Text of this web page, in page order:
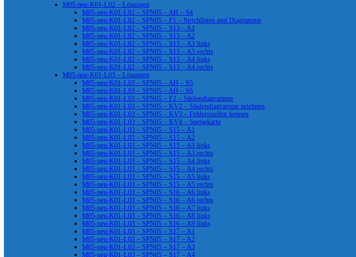
M05-neu-K01-L02 – Lösungen
M05-neu-K01-L02 – SPN05 – AH – S4
M05-neu-K01-L02 – SPN05 – F1 – Strichlisten und Diagramme
M05-neu-K01-L02 – SPN05 – S13 – A1
M05-neu-K01-L02 – SPN05 – S13 – A2
M05-neu-K01-L02 – SPN05 – S13 – A3 links
M05-neu-K01-L02 – SPN05 – S13 – A3 rechts
M05-neu-K01-L02 – SPN05 – S13 – A4 links
M05-neu-K01-L02 – SPN05 – S13 – A4 rechts
M05-neu-K01-L03 – Lösungen
M05-neu-K01-L03 – SPN05 – AH – S5
M05-neu-K01-L03 – SPN05 – AH – S6
M05-neu-K01-L03 – SPN05 – F2 – Säulendiagramme
M05-neu-K01-L03 – SPN05 – KV2 – Säulendiagramme zeichnen
M05-neu-K01-L03 – SPN05 – KV3 – Fehlerquellen kennen
M05-neu-K01-L03 – SPN05 – KV4 – Speisekarte
M05-neu-K01-L03 – SPN05 – S15 – A1
M05-neu-K01-L03 – SPN05 – S15 – A2
M05-neu-K01-L03 – SPN05 – S15 – A3 links
M05-neu-K01-L03 – SPN05 – S15 – A3 rechts
M05-neu-K01-L03 – SPN05 – S15 – A4 links
M05-neu-K01-L03 – SPN05 – S15 – A4 rechts
M05-neu-K01-L03 – SPN05 – S15 – A5 links
M05-neu-K01-L03 – SPN05 – S15 – A5 rechts
M05-neu-K01-L03 – SPN05 – S16 – A6 links
M05-neu-K01-L03 – SPN05 – S16 – A6 rechts
M05-neu-K01-L03 – SPN05 – S16 – A7 links
M05-neu-K01-L03 – SPN05 – S16 – A8 links
M05-neu-K01-L03 – SPN05 – S16 – A9 links
M05-neu-K01-L03 – SPN05 – S17 – A1
M05-neu-K01-L03 – SPN05 – S17 – A2
M05-neu-K01-L03 – SPN05 – S17 – A3
M05-neu-K01-L03 – SPN05 – S17 – A4